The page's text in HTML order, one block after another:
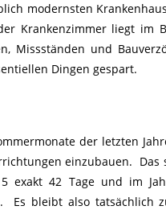
modernsten
Krankenzimmer liegt im
Missständen und
Dingen gespart.
der letzten
einzubauen. Das
exakt 42 Tage und im
Es bleibt also tatsächlich